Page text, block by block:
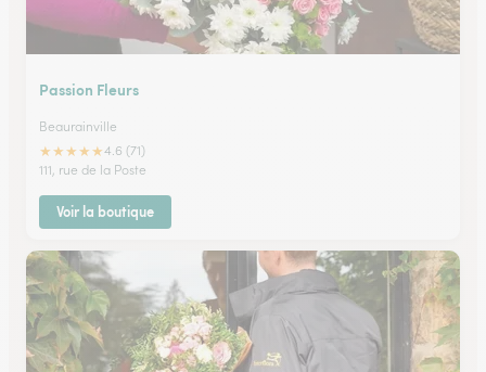
Passion Fleurs
Beaurainville
★★★★★4.6 (71)
111, rue de la Poste
Voir la boutique